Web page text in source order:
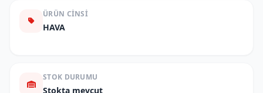
ÜRÜN CINSI
HAVA
STOK DURUMU
Stokta mevcut